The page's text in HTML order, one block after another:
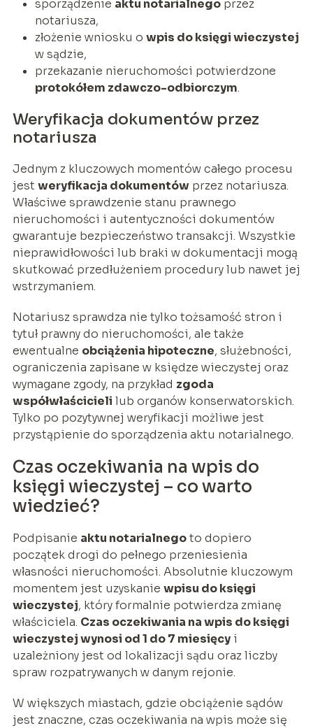
sporządzenie aktu notarialnegoprzez
notariusza,
złożenie wniosku o wpis do księgi wieczystej
w sądzie,
przekazanie nieruchomości potwierdzone
protokółem zdawczo-odbiorczym.
Weryfikacja dokumentów przez
notariusza
Jednym z kluczowych momentów całego procesu
jest weryfikacja dokumentówprzez notariusza.
Właściwe sprawdzenie stanu prawnego
nieruchomości i autentyczności dokumentów
gwarantuje bezpieczeństwo transakcji. Wszystkie
nieprawidłowości lub braki w dokumentacji mogą
skutkować przedłużeniem procedury lub nawet jej
wstrzymaniem.
Notariusz sprawdza nie tylko tożsamość stron i
tytuł prawny do nieruchomości, ale także
ewentualne obciążenia hipoteczne, służebności,
ograniczenia zapisane w księdze wieczystej oraz
wymagane zgody, na przykład zgoda
współwłaścicieli lub organów konserwatorskich.
Tylko po pozytywnej weryfikacji możliwe jest
przystąpienie do sporządzenia aktu notarialnego.
Czas oczekiwania na wpis do
księgi wieczystej – co warto
wiedzieć?
Podpisanie aktu notarialnegoto dopiero
początek drogi do pełnego przeniesienia
własności nieruchomości. Absolutnie kluczowym
momentem jest uzyskanie wpisu do księgi
wieczystej, który formalnie potwierdza zmianę
właściciela. Czas oczekiwania na wpis do księgi
wieczystej wynosi od 1 do 7 miesięcyi
uzależniony jest od lokalizacji sądu oraz liczby
spraw rozpatrywanych w danym rejonie.
W większych miastach, gdzie obciążenie sądów
jest znaczne, czas oczekiwania na wpis może się